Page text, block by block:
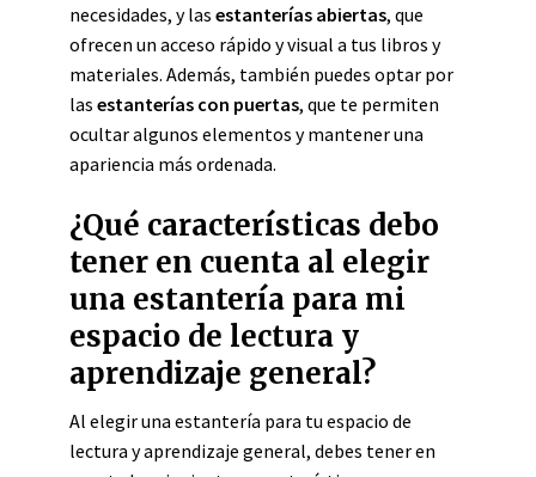
necesidades, y las estanterías abiertas, que
ofrecen un acceso rápido y visual a tus libros y
materiales. Además, también puedes optar por
las estanterías con puertas, que te permiten
ocultar algunos elementos y mantener una
apariencia más ordenada.
¿Qué características debo
tener en cuenta al elegir
una estantería para mi
espacio de lectura y
aprendizaje general?
Al elegir una estantería para tu espacio de
lectura y aprendizaje general, debes tener en